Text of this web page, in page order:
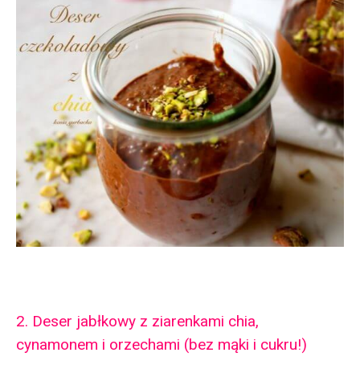
2. Deser jabłkowy z ziarenkami chia,
cynamonem i orzechami (bez mąki i cukru!)